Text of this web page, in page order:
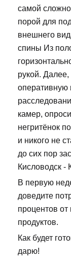
самой
порой для
внешнего
спины Из
рукой.
оперативную
камер,
негритёнок
и никого не
до сих пор
Кисловодск -
В первую
доведите
процентов от
продуктов.
Как будет
дарю!